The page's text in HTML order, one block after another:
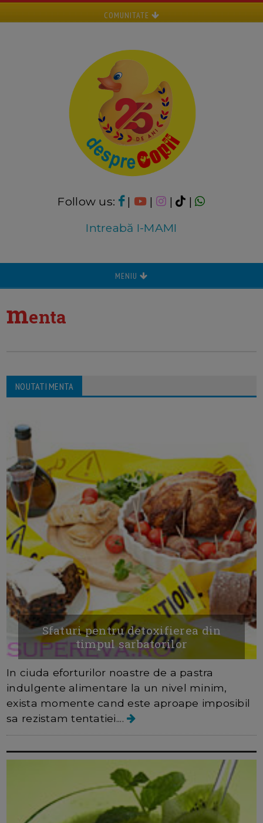
COMUNITATE
Follow us: | | |
|
Intreabă I-MAMI
MENIU
menta
NOUTATI MENTA
Sfaturi pentru detoxifierea din
timpul sarbatorilor
In ciuda eforturilor noastre de a pastra
indulgente alimentare la un nivel minim,
exista momente cand este aproape imposibil
sa rezistam tentatiei....